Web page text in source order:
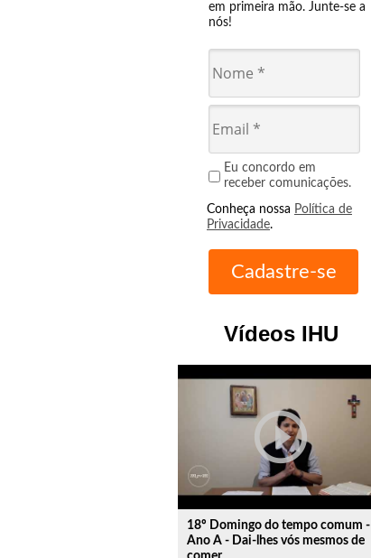
em primeira mão. Junte-se a
nós!
Eu concordo em
receber comunicações.
Conheça nossa Política de
Privacidade.
Vídeos IHU
play_circle_outline
18º Domingo do tempo comum -
Ano A - Dai-lhes vós mesmos de